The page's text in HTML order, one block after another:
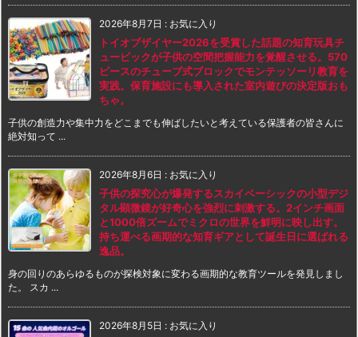
2026年8月7日 : お気に入り
トイオブザイヤー2026を受賞した話題の知育玩具チ
ュービックが子供の空間把握能力を覚醒させる。570
ピースのチューブ式ブロックでモンテッソーリ教育を
実践。保育施設にも導入された室内遊びの決定版おも
ちゃ。
子供の創造力や集中力をどこまでも伸ばしたいと考えている保護者の皆さんに
絶対知って ...
2026年8月6日 : お気に入り
子供の探究心が爆発するスカイベーシックの小型デジ
タル顕微鏡が好奇心を強烈に刺激する。2インチ画面
と1000倍ズームでミクロの世界を鮮明に映し出す。
持ち運べる画期的な知育ギアとして誕生日に選ばれる
逸品。
身の回りのあらゆるものが探検対象に変わる画期的な教育ツールを発見しまし
た。 スカ ...
2026年8月5日 : お気に入り